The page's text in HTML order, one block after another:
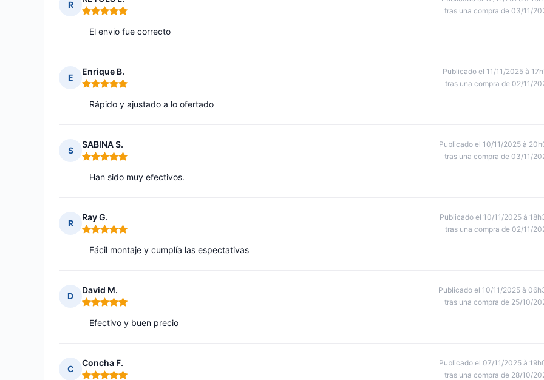
R
Nota: 5 de 5
tras una compra de 03/11/
El envio fue correcto
E
Enrique B.
Nota: 5 de 5
Publicado el 11/11/2025 à
tras una compra de 02/11/
Rápido y ajustado a lo ofertado
S
SABINA S.
Nota: 5 de 5
Publicado el 10/11/2025 à
tras una compra de 03/11/
Han sido muy efectivos.
R
Ray G.
Nota: 5 de 5
Publicado el 10/11/2025 à
tras una compra de 02/11/
Fácil montaje y cumplía las espectativas
D
David M.
Nota: 5 de 5
Publicado el 10/11/2025 à
tras una compra de 25/10/
Efectivo y buen precio
C
Concha F.
Publicado el 07/11/2025 à
tras una compra de 28/10/